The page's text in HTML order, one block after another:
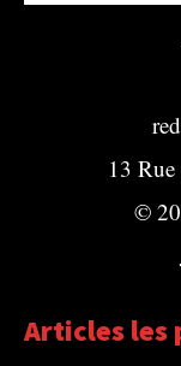
13
©
Articles les